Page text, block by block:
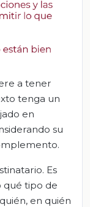
a tener
tenga un
en
su
Es
tipo de
en quién